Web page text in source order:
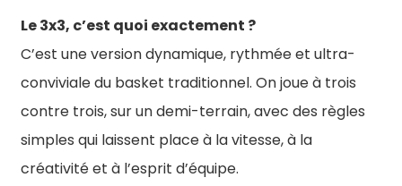
Le 3x3, c’est quoi exactement ?
C’est une version dynamique, rythmée et ultra-
conviviale du basket traditionnel. On joue à trois
contre trois, sur un demi-terrain, avec des règles
simples qui laissent place à la vitesse, à la
créativité et à l’esprit d’équipe.